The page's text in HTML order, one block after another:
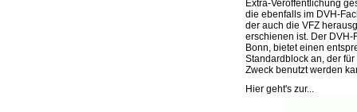
Extra-Veröffentlichung
die ebenfalls im DVH-
der auch die VFZ
erschienen ist. Der DVH-
Bonn, bietet einen
Standardblock an, der
Zweck benutzt werden
Hier geht's zur...